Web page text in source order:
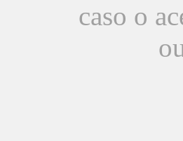
caso o